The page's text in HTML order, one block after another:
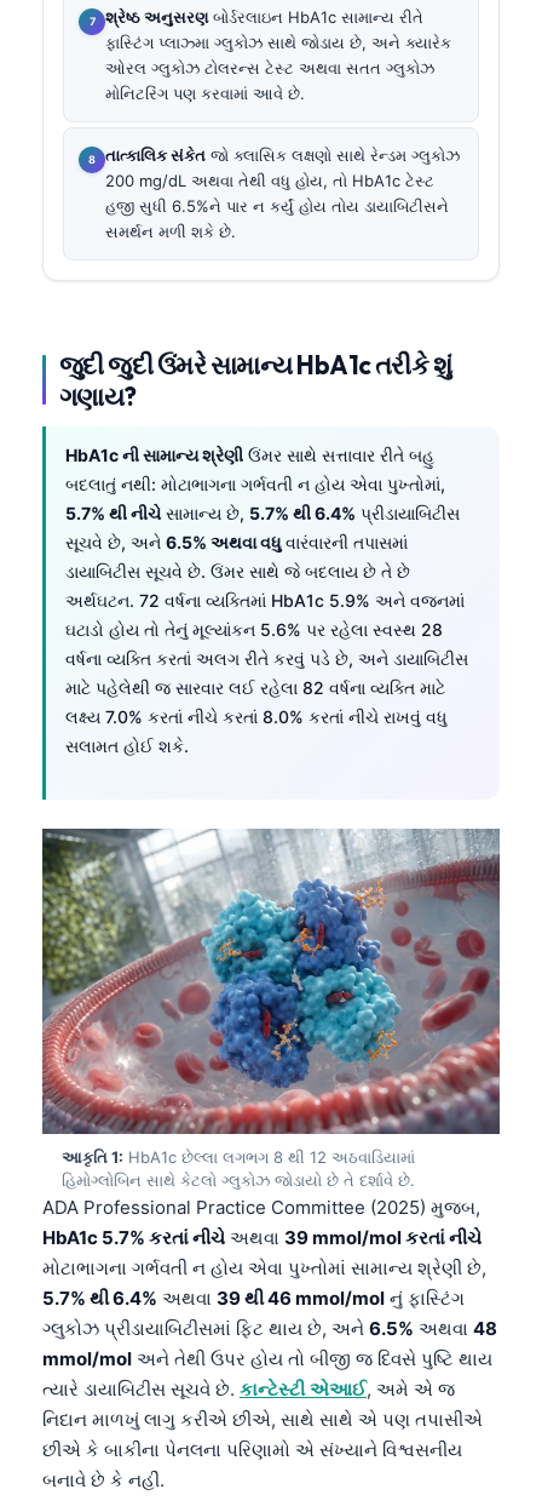
શ્રેષ્ઠ અનુસરણબોર્ડરલાઇન HbA1c સામાન્ય રીતે
ફાસ્ટિંગ પ્લાઝ્મા ગ્લુકોઝ સાથે જોડાય છે, અને ક્યારેક
ઓરલ ગ્લુકોઝ ટોલરન્સ ટેસ્ટ અથવા સતત ગ્લુકોઝ
મોનિટરિંગ પણ કરવામાં આવે છે.
તાત્કાલિક સંકેત જો ક્લાસિક લક્ષણો સાથે રેન્ડમ ગ્લુકોઝ
200 mg/dL અથવા તેથી વધુ હોય, તો HbA1c ટેસ્ટ
હજી સુધી 6.5%ને પાર ન કર્યું હોય તોય ડાયાબિટીસને
સમર્થન મળી શકે છે.
જુદી જુદી ઉંમરે સામાન્ય HbA1c તરીકે શું
ગણાય?
HbA1c ની સામાન્ય શ્રેણી ઉંમર સાથે સત્તાવાર રીતે બહુ
બદલાતું નથી: મોટાભાગના ગર્ભવતી ન હોય એવા પુખ્તોમાં,
5.7% થી નીચેસામાન્ય છે, 5.7% થી 6.4% પ્રીડાયાબિટીસ
સૂચવે છે, અને 6.5% અથવા વધુવારંવારની તપાસમાં
ડાયાબિટીસ સૂચવે છે. ઉંમર સાથે જે બદલાય છે તે છે
અર્થઘટન. 72 વર્ષના વ્યક્તિમાં HbA1c 5.9% અને વજનમાં
ઘટાડો હોય તો તેનું મૂલ્યાંકન 5.6% પર રહેલા સ્વસ્થ 28
વર્ષના વ્યક્તિ કરતાં અલગ રીતે કરવું પડે છે, અને ડાયાબિટીસ
માટે પહેલેથી જ સારવાર લઈ રહેલા 82 વર્ષના વ્યક્તિ માટે
લક્ષ્ય 7.0% કરતાં નીચે કરતાં 8.0% કરતાં નીચે રાખવું વધુ
સલામત હોઈ શકે.
આકૃતિ 1: HbA1c છેલ્લા લગભગ 8 થી 12 અઠવાડિયામાં
હિમોગ્લોબિન સાથે કેટલો ગ્લુકોઝ જોડાયો છે તે દર્શાવે છે.
ADA Professional Practice Committee (2025) મુજબ,
HbA1c 5.7% કરતાં નીચે અથવા 39 mmol/mol કરતાં નીચે
મોટાભાગના ગર્ભવતી ન હોય એવા પુખ્તોમાં સામાન્ય શ્રેણી છે,
5.7% થી 6.4% અથવા 39 થી 46 mmol/mol નું ફાસ્ટિંગ
ગ્લુકોઝ પ્રીડાયાબિટીસમાં ફિટ થાય છે, અને 6.5% અથવા 48
mmol/mol અને તેથી ઉપર હોય તો બીજી જ દિવસે પુષ્ટિ થાય
ત્યારે ડાયાબિટીસ સૂચવે છે. કાન્ટેસ્ટી એઆઈ, અમે એ જ
નિદાન માળખું લાગુ કરીએ છીએ, સાથે સાથે એ પણ તપાસીએ
છીએ કે બાકીના પેનલના પરિણામો એ સંખ્યાને વિશ્વસનીય
બનાવે છે કે નહીં.